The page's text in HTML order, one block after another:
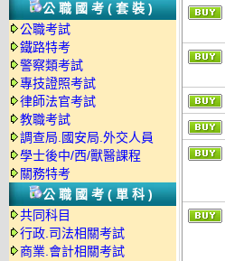
公職國考(套裝)
公職考試
鐵路特考
警察類考試
專技證照考試
律師法官考試
教職考試
調查局.國安局.外交人員
學士後中/西/獸醫課程
關務特考
公職國考(單科)
共同科目
行政.司法相關考試
商業.會計相關考試